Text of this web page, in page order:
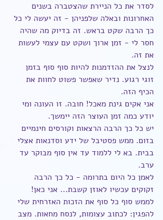
לסדר את כל הניירת שהצטברה בשנים
האחרונות ובאלה שלפניהן - זה יעשה לי כל
כך הרבה שקט בראש. זה בדיוק מה שהיה
חסר לי - זמן ארוך ושקט עם עצמי לעשות
את זה.
לנצל את ההזדמנות להיות סוף סוף בזמן
זוגי רגוע. נדיר שאפשר פשוט לחוות את
הכיף הזה.
אני אקים גינת מאכל! חובה. זו העונה ומי
יודע כמה זמן העוצר הזה יימשך.
יש כל כך הרבה הרצאות וקורסים חינמיים
בזום. ממש פסטיבל של ידע וסדנאות אצלי
בבית. בא לי ללמוד עד אין סוף מבוקר עד
ערב.
לאמן כל היום בתרומה - כל כך הרבה
זקוקים עכשיו לאוזן קשבת... אני כאן!
לממש סוף כל סוף את הזכות האזרחית שלי
להפגין: לכתוב עצומות, לנסח מחאות. מצב